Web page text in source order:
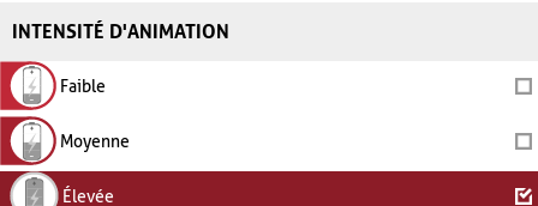
INTENSITÉ D'ANIMATION
Faible
Moyenne
Élevée